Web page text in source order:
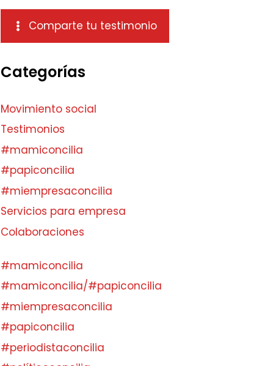
Comparte tu testimonio
Categorías
Movimiento social
Testimonios
#mamiconcilia
#papiconcilia
#miempresaconcilia
Servicios para empresa
Colaboraciones
#mamiconcilia
#mamiconcilia/#papiconcilia
#miempresaconcilia
#papiconcilia
#periodistaconcilia